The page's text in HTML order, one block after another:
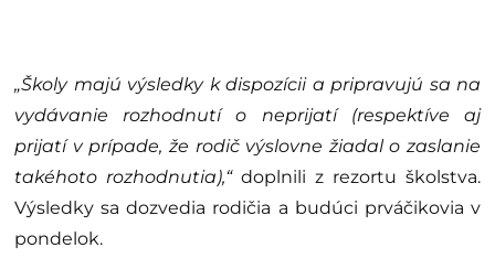
„Školy majú výsledky k dispozícii a pripravujú sa na
vydávanie rozhodnutí o neprijatí (respektíve aj
prijatí v prípade, že rodič výslovne žiadal o zaslanie
takéhoto rozhodnutia),“doplnili z rezortu školstva.
Výsledky sa dozvedia rodičia a budúci prváčikovia v
pondelok.